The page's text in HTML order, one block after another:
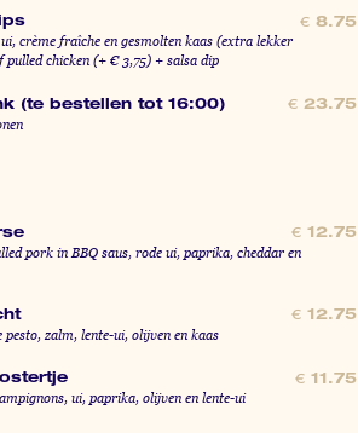
€ 8.75
crème fraîche en gesmolten kaas (extra lekker
pulled chicken (+ € 3,75) + salsa dip
(te bestellen tot 16:00) € 23.75
€ 12.75
pork in BBQ saus, rode ui, paprika, cheddar en
€ 12.75
pesto, zalm, lente-ui, olijven en kaas
€ 11.75
ui, paprika, olijven en lente-ui